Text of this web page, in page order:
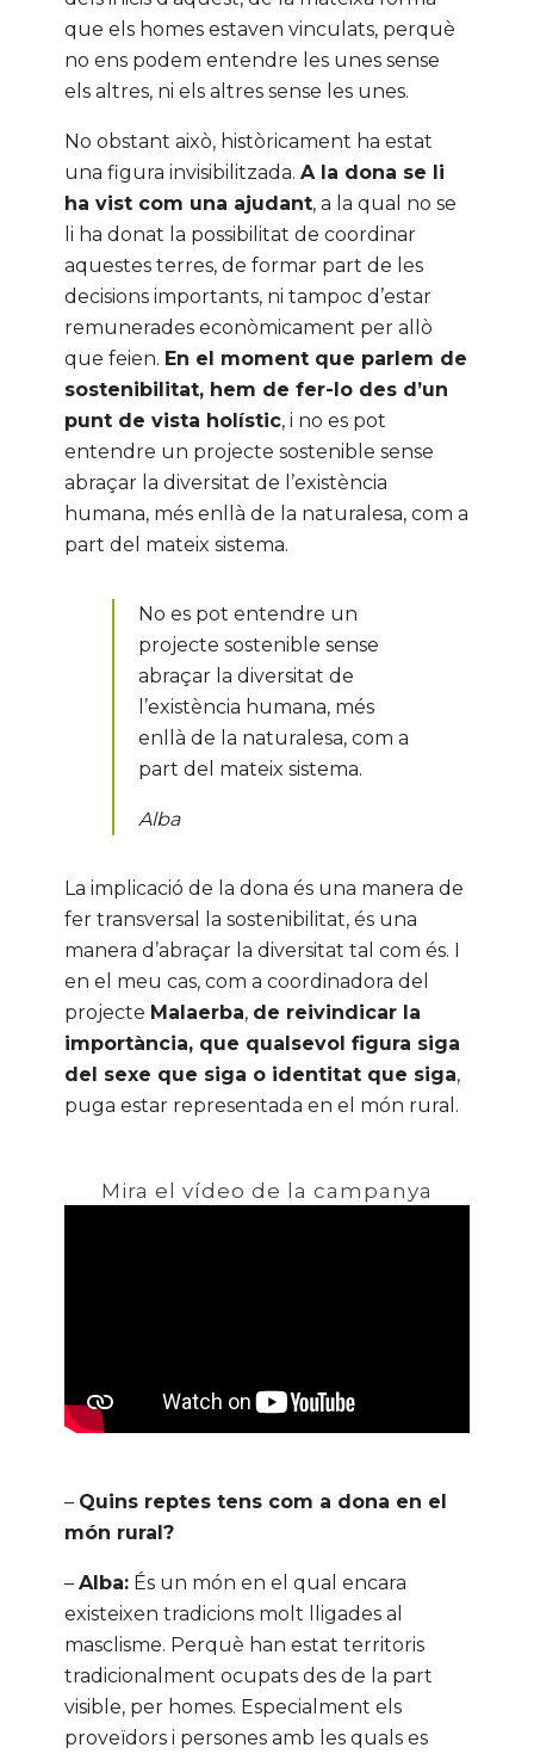
que els homes estaven vinculats, perquè
no ens podem entendre les unes sense
els altres, ni els altres sense les unes.
No obstant això, històricament ha estat
una figura invisibilitzada. A la dona se li
ha vist com una ajudant, a la qual no se
li ha donat la possibilitat de coordinar
aquestes terres, de formar part de les
decisions importants, ni tampoc d’estar
remunerades econòmicament per allò
que feien. En el moment que parlem de
sostenibilitat, hem de fer-lo des d’un
punt de vista holístic, i no es pot
entendre un projecte sostenible sense
abraçar la diversitat de l’existència
humana, més enllà de la naturalesa, com a
part del mateix sistema.
No es pot entendre un
projecte sostenible sense
abraçar la diversitat de
l’existència humana, més
enllà de la naturalesa, com a
part del mateix sistema.
Alba
La implicació de la dona és una manera de
fer transversal la sostenibilitat, és una
manera d’abraçar la diversitat tal com és. I
en el meu cas, com a coordinadora del
projecte Malaerba, de reivindicar la
importància, que qualsevol figura siga
del sexe que siga o identitat que siga,
puga estar representada en el món rural.
Mira el vídeo de la campanya
– Quins reptes tens com a dona en el
món rural?
– Alba: És un món en el qual encara
existeixen tradicions molt lligades al
masclisme. Perquè han estat territoris
tradicionalment ocupats des de la part
visible, per homes. Especialment els
proveïdors i persones amb les quals es